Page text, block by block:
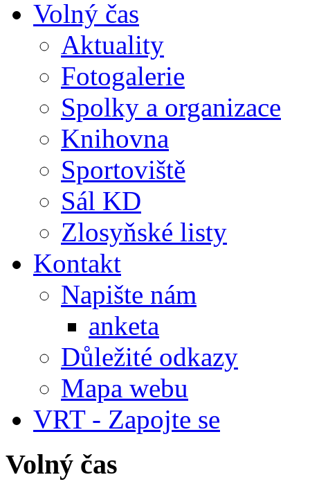
Volný čas
Aktuality
Fotogalerie
Spolky a organizace
Knihovna
Sportoviště
Sál KD
Zlosyňské listy
Kontakt
Napište nám
anketa
Důležité odkazy
Mapa webu
VRT - Zapojte se
Volný čas